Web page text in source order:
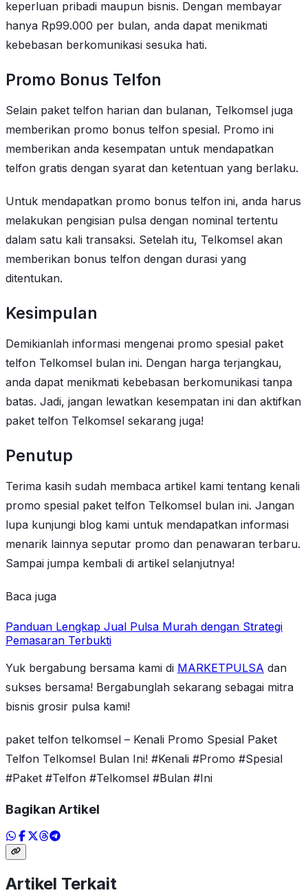
keperluan pribadi maupun bisnis. Dengan membayar
hanya Rp99.000 per bulan, anda dapat menikmati
kebebasan berkomunikasi sesuka hati.
Promo Bonus Telfon
Selain paket telfon harian dan bulanan, Telkomsel juga
memberikan promo bonus telfon spesial. Promo ini
memberikan anda kesempatan untuk mendapatkan
telfon gratis dengan syarat dan ketentuan yang berlaku.
Untuk mendapatkan promo bonus telfon ini, anda harus
melakukan pengisian pulsa dengan nominal tertentu
dalam satu kali transaksi. Setelah itu, Telkomsel akan
memberikan bonus telfon dengan durasi yang
ditentukan.
Kesimpulan
Demikianlah informasi mengenai promo spesial paket
telfon Telkomsel bulan ini. Dengan harga terjangkau,
anda dapat menikmati kebebasan berkomunikasi tanpa
batas. Jadi, jangan lewatkan kesempatan ini dan aktifkan
paket telfon Telkomsel sekarang juga!
Penutup
Terima kasih sudah membaca artikel kami tentang kenali
promo spesial paket telfon Telkomsel bulan ini. Jangan
lupa kunjungi blog kami untuk mendapatkan informasi
menarik lainnya seputar promo dan penawaran terbaru.
Sampai jumpa kembali di artikel selanjutnya!
Baca juga
Panduan Lengkap Jual Pulsa Murah dengan Strategi
Pemasaran Terbukti
Yuk bergabung bersama kami di MARKETPULSA dan
sukses bersama! Bergabunglah sekarang sebagai mitra
bisnis grosir pulsa kami!
paket telfon telkomsel – Kenali Promo Spesial Paket
Telfon Telkomsel Bulan Ini! #Kenali #Promo #Spesial
#Paket #Telfon #Telkomsel #Bulan #Ini
Bagikan Artikel
Artikel Terkait